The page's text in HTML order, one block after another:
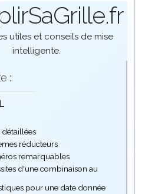
utiles et conseils de mise
intelligente.
:
détaillées
réducteurs
remarquables
d'une combinaison au
pour une date donnée